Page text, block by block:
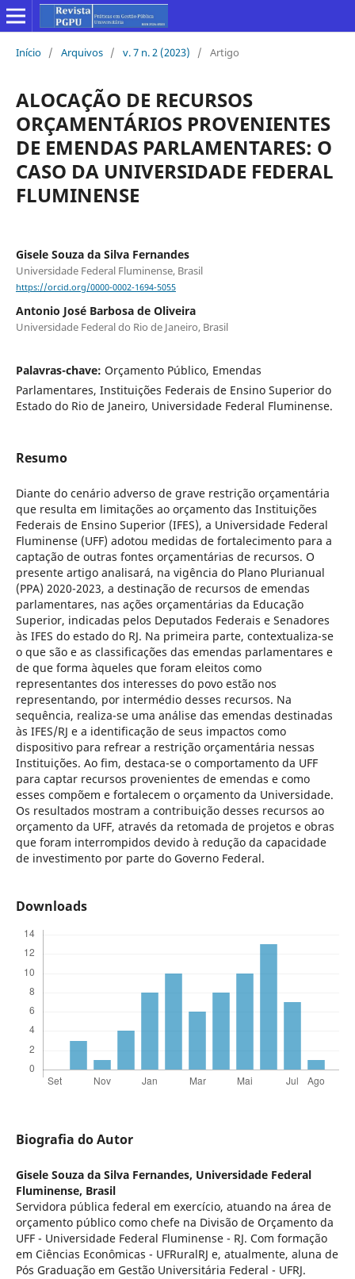
Início / Arquivos / v. 7 n. 2 (2023) / Artigo
ALOCAÇÃO DE RECURSOS
ORÇAMENTÁRIOS PROVENIENTES
DE EMENDAS PARLAMENTARES: O
CASO DA UNIVERSIDADE FEDERAL
FLUMINENSE
Gisele Souza da Silva Fernandes
Universidade Federal Fluminense, Brasil
https://orcid.org/0000-0002-1694-5055
Antonio José Barbosa de Oliveira
Universidade Federal do Rio de Janeiro, Brasil
Palavras-chave: Orçamento Público, Emendas
Parlamentares, Instituições Federais de Ensino Superior do
Estado do Rio de Janeiro, Universidade Federal Fluminense.
Resumo
Diante do cenário adverso de grave restrição orçamentária
que resulta em limitações ao orçamento das Instituições
Federais de Ensino Superior (IFES), a Universidade Federal
Fluminense (UFF) adotou medidas de fortalecimento para a
captação de outras fontes orçamentárias de recursos. O
presente artigo analisará, na vigência do Plano Plurianual
(PPA) 2020-2023, a destinação de recursos de emendas
parlamentares, nas ações orçamentárias da Educação
Superior, indicadas pelos Deputados Federais e Senadores
às IFES do estado do RJ. Na primeira parte, contextualiza-se
o que são e as classificações das emendas parlamentares e
de que forma àqueles que foram eleitos como
representantes dos interesses do povo estão nos
representando, por intermédio desses recursos. Na
sequência, realiza-se uma análise das emendas destinadas
às IFES/RJ e a identificação de seus impactos como
dispositivo para refrear a restrição orçamentária nessas
Instituições. Ao fim, destaca-se o comportamento da UFF
para captar recursos provenientes de emendas e como
esses compõem e fortalecem o orçamento da Universidade.
Os resultados mostram a contribuição desses recursos ao
orçamento da UFF, através da retomada de projetos e obras
que foram interrompidos devido à redução da capacidade
de investimento por parte do Governo Federal.
Downloads
Biografia do Autor
Gisele Souza da Silva Fernandes, Universidade Federal
Fluminense, Brasil
Servidora pública federal em exercício, atuando na área de
orçamento público como chefe na Divisão de Orçamento da
UFF - Universidade Federal Fluminense - RJ. Com formação
em Ciências Econômicas - UFRuralRJ e, atualmente, aluna de
Pós Graduação em Gestão Universitária Federal - UFRJ.